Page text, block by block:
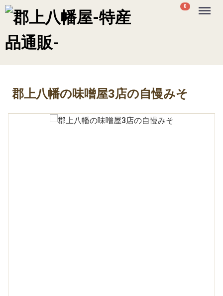
0 Menu
郡上八幡の味噌屋3店の自慢みそ